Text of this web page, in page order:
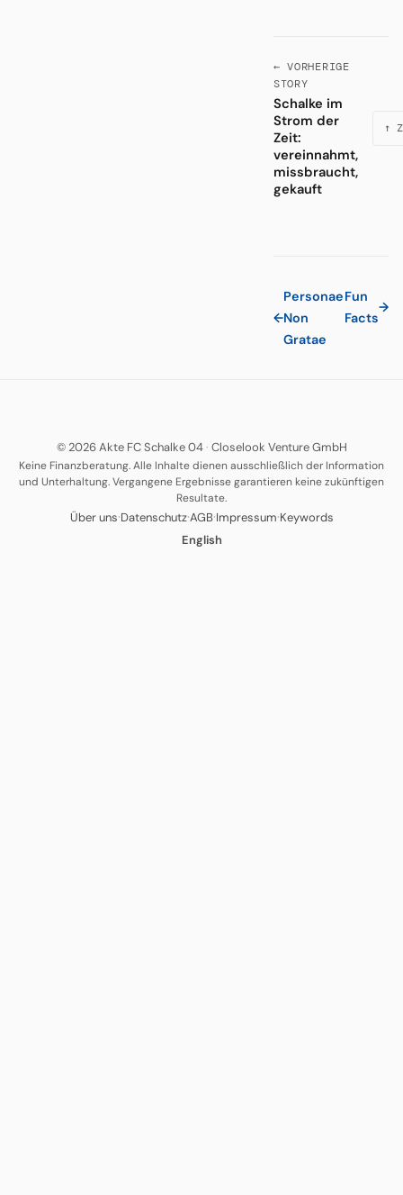
← VORHERIGE
STORY
Schalke im
Strom der
Zeit:
vereinnahmt,
missbraucht,
gekauft
↑
←
Personae
Non
Gratae
Fun
Facts
→
© 2026 Akte FC Schalke 04· Closelook Venture GmbH
Keine Finanzberatung. Alle Inhalte dienen ausschließlich der Information
und Unterhaltung. Vergangene Ergebnisse garantieren keine zukünftigen
Resultate.
Über uns·Datenschutz·AGB·Impressum·Keywords
English